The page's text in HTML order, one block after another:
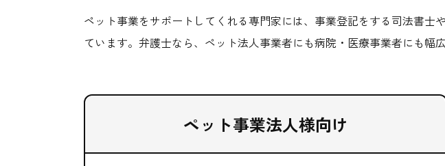
ペット事業をサポートしてくれる専門家には、事業登記をする司法書
ています。弁護士なら、ペット法人事業者にも病院・医療事業者にも幅
ペット事業法人様向け